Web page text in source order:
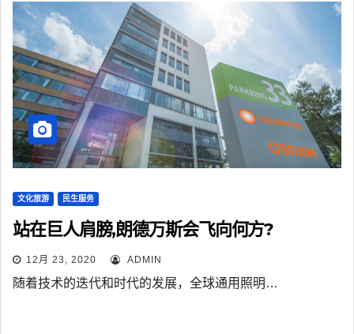
文化旅游 民生服务
站在巨人肩膀,朗德万斯会飞向何方?
12月 23, 2020 ADMIN
随着技术的迭代和时代的发展，全球通用照明…